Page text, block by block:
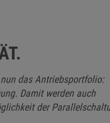
das Antriebsportfolio:
Damit werden auch
der